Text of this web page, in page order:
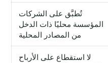
تُطبَّق على الشركات
المؤسسة محليًا ذات الدخل
من المصادر المحلية
لا استقطاع على الأرباح